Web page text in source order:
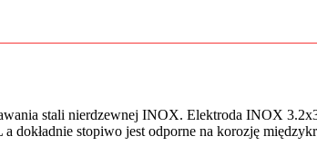
stali nierdzewnej INOX. Elektroda INOX
dokładnie stopiwo jest odporne na korozję